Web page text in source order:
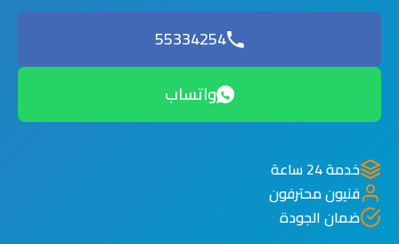
55334254
واتساب
خدمة 24 ساعة
فنيون محترفون
ضمان الجودة